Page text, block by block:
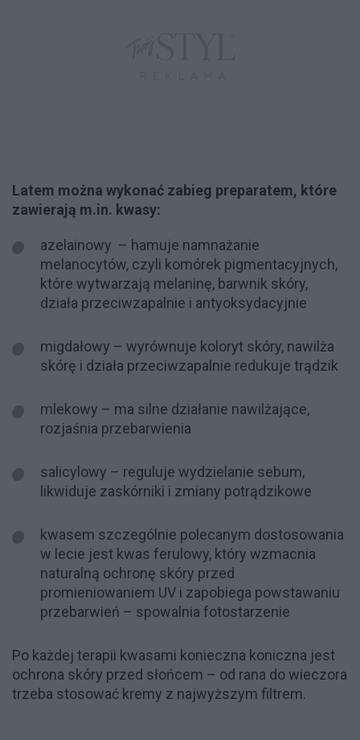
Latem można wykonać zabieg preparatem, które
zawierają m.in. kwasy:
azelainowy – hamuje namnażanie
melanocytów, czyli komórek pigmentacyjnych,
które wytwarzają melaninę, barwnik skóry,
działa przeciwzapalnie i antyoksydacyjnie
migdałowy – wyrównuje koloryt skóry, nawilża
skórę i działa przeciwzapalnie redukuje trądzik
mlekowy – ma silne działanie nawilżające,
rozjaśnia przebarwienia
salicylowy – reguluje wydzielanie sebum,
likwiduje zaskórniki i zmiany potrądzikowe
kwasem szczególnie polecanym dostosowania
w lecie jest kwas ferulowy, który wzmacnia
naturalną ochronę skóry przed
promieniowaniem UV i zapobiega powstawaniu
przebarwień – spowalnia fotostarzenie
Po każdej terapii kwasami konieczna koniczna jest
ochrona skóry przed słońcem – od rana do wieczora
trzeba stosować kremy z najwyższym filtrem.